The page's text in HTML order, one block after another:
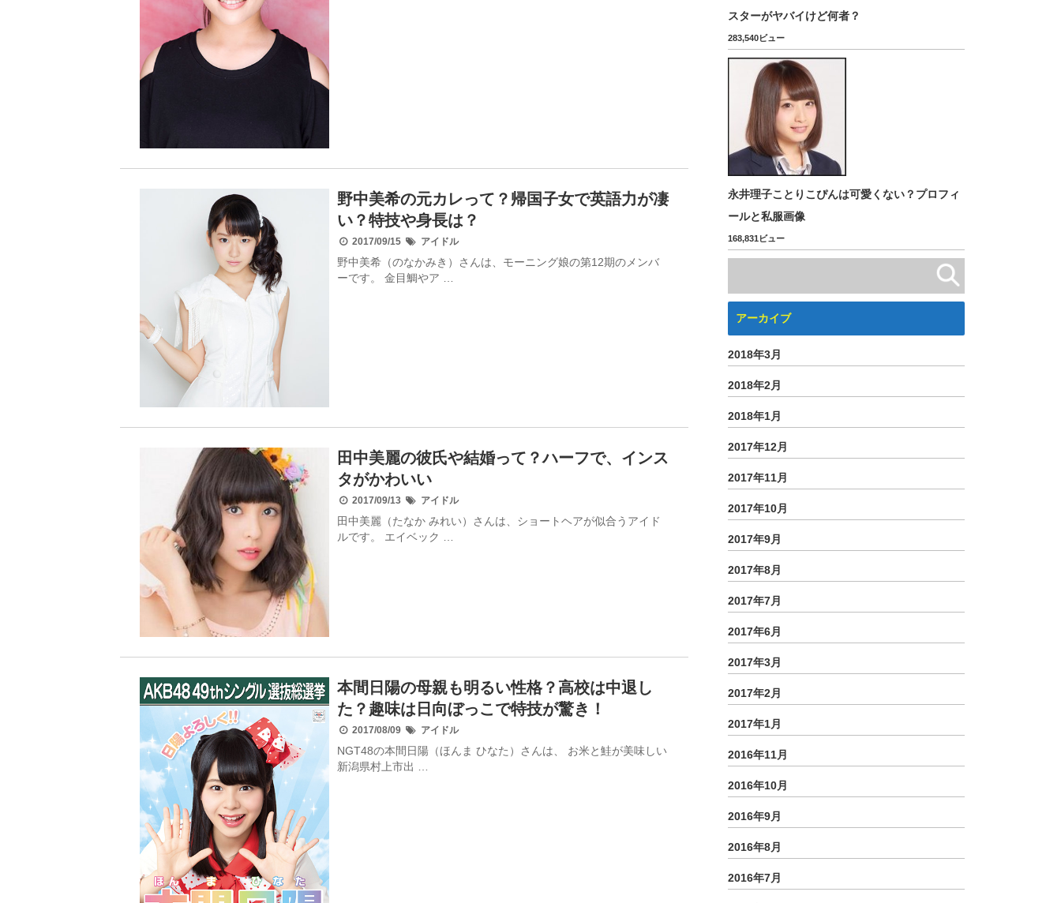
野中美希の元カレって？帰国子女で英語力が凄
い？特技や身長は？
2017/09/15 アイドル
野中美希（のなかみき）さんは、モーニング娘の第12期のメンバ
ーです。 金目鯛やア …
田中美麗の彼氏や結婚って？ハーフで、インス
タがかわいい
2017/09/13 アイドル
田中美麗（たなか みれい）さんは、ショートヘアが似合うアイド
ルです。 エイベック …
本間日陽の母親も明るい性格？高校は中退し
た？趣味は日向ぼっこで特技が驚き！
2017/08/09 アイドル
NGT48の本間日陽（ほんま ひなた）さんは、 お米と鮭が美味しい
新潟県村上市出 …
スターがヤバイけど何者？
283,540ビュー
永井理子ことりこぴんは可愛くない？プロフィ
ールと私服画像
168,831ビュー
アーカイブ
2018年3月
2018年2月
2018年1月
2017年12月
2017年11月
2017年10月
2017年9月
2017年8月
2017年7月
2017年6月
2017年3月
2017年2月
2017年1月
2016年11月
2016年10月
2016年9月
2016年8月
2016年7月